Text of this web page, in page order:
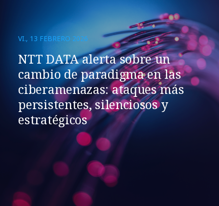
VI., 13 FEBRERO 2026
NTT DATA alerta sobre un
cambio de paradigma en las
ciberamenazas: ataques más
persistentes, silenciosos y
estratégicos